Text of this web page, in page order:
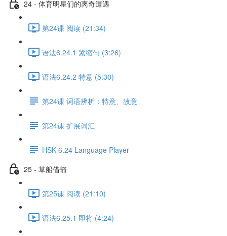
24 - 体育明星们的离奇遭遇
第24课 阅读 (21:34)
语法6.24.1 紧缩句 (3:26)
语法6.24.2 特意 (5:30)
第24课 词语辨析：特意、故意
第24课 扩展词汇
HSK 6.24 Language Player
25 - 草船借箭
第25课 阅读 (21:10)
语法6.25.1 即将 (4:24)